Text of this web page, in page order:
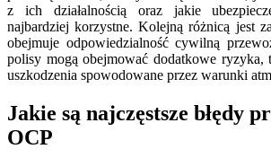
z ich działalnością oraz jakie
najbardziej korzystne. Kolejną różnicą jest
obejmuje odpowiedzialność cywilną
polisy mogą obejmować dodatkowe ryzyka,
uszkodzenia spowodowane przez warunki
Jakie są najczęstsze błędy
OCP